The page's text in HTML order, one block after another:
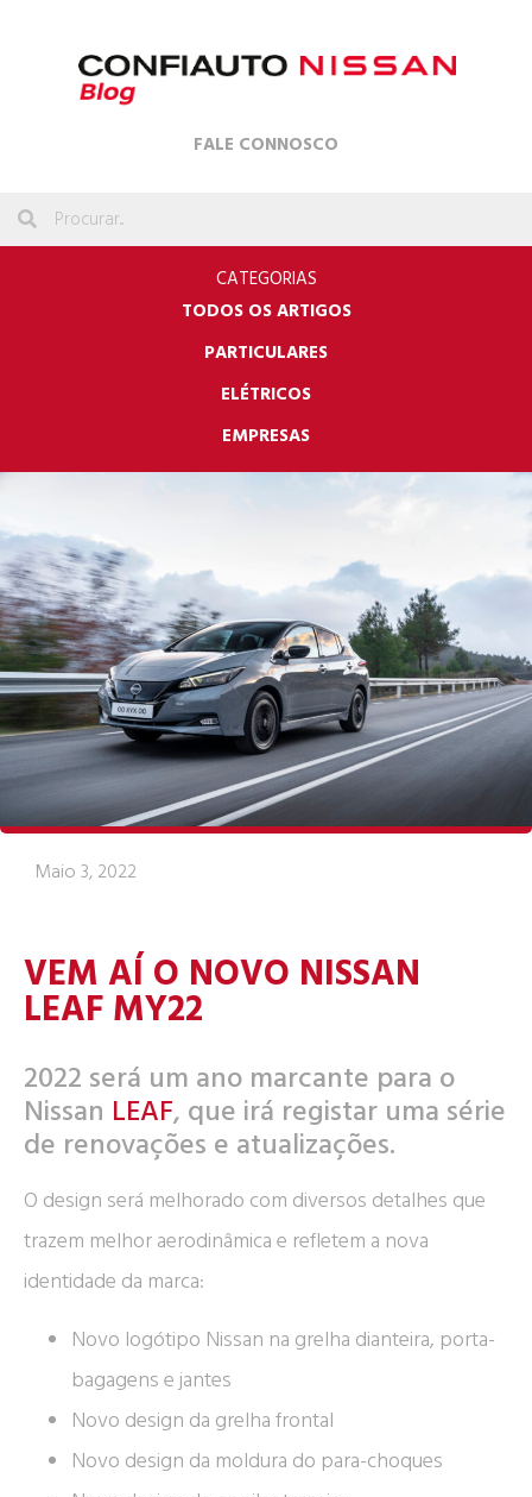
FALE CONNOSCO
CATEGORIAS
TODOS OS ARTIGOS
PARTICULARES
ELÉTRICOS
EMPRESAS
Maio 3, 2022
VEM AÍ O NOVO NISSAN
LEAF MY22
2022 será um ano marcante para o
Nissan LEAF, que irá registar uma série
de renovações e atualizações.
O design será melhorado com diversos detalhes que
trazem melhor aerodinâmica e refletem a nova
identidade da marca:
Novo logótipo Nissan na grelha dianteira, porta-
bagagens e jantes
Novo design da grelha frontal
Novo design da moldura do para-choques